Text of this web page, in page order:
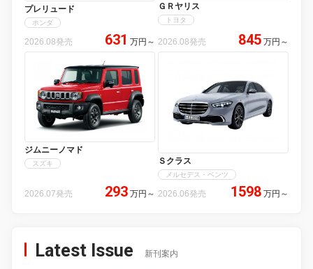
プレリュード
ホンダ
2026.08発売 631 万円 ～
ＧＲヤリス
トヨタ
2026.08発売 845 万円 ～
ジムニーノマド
スズキ
2026.07発売 293 万円 ～
Ｓクラス
メルセデス・ベンツ
2026.06発売 1598 万円 ～
Latest Issue 新刊案内